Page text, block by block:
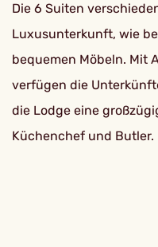
Die 6 Suiten
Luxusunterkunft, wie
bequemen Möbeln. Mit
verfügen die
die Lodge eine
Küchenchef und Butler.